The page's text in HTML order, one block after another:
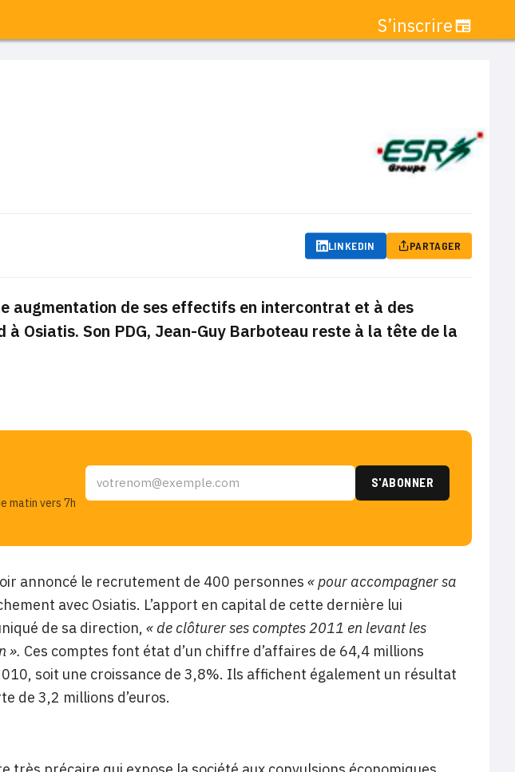
S’inscrire
LINKEDIN PARTAGER
augmentation de ses effectifs en intercontrat et à des
à Osiatis. Son PDG, Jean-Guy Barboteau reste à la tête de la
matin vers 7h
annoncé le recrutement de 400 personnes « pour accompagner sa
avec Osiatis. L’apport en capital de cette dernière lui
de sa direction, « de clôturer ses comptes 2011 en levant les
». Ces comptes font état d’un chiffre d’affaires de 64,4 millions
soit une croissance de 3,8%. Ils affichent également un résultat
de 3,2 millions d’euros.